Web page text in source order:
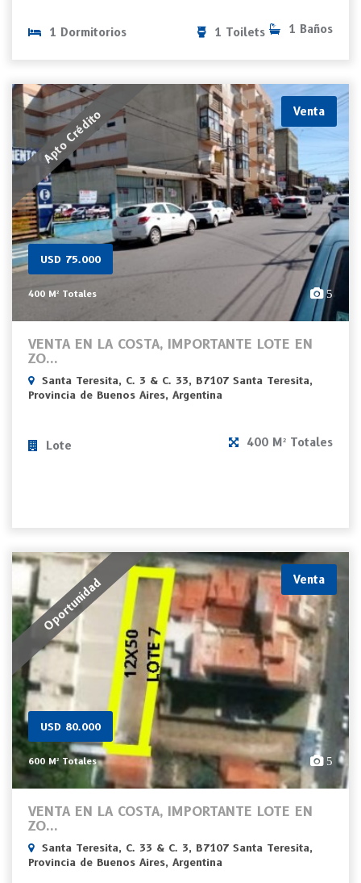
1 Dormitorios 1 Baños
1 Toilets
Apto Crédito Venta
USD 75.000
400 M² Totales 5
VENTA EN LA COSTA, IMPORTANTE LOTE EN
ZO...
Santa Teresita, C. 3 & C. 33, B7107 Santa Teresita,
Provincia de Buenos Aires, Argentina
Lote 400 M² Totales
Oportunidad Venta
USD 80.000
600 M² Totales 5
VENTA EN LA COSTA, IMPORTANTE LOTE EN
ZO...
Santa Teresita, C. 33 & C. 3, B7107 Santa Teresita,
Provincia de Buenos Aires, Argentina